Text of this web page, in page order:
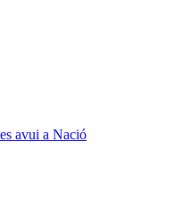
avui a Nació